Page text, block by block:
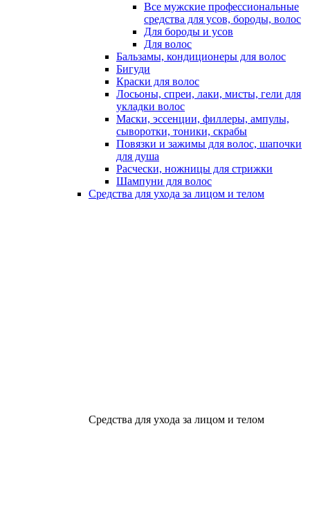
Все мужские профессиональные
средства для усов, бороды, волос
Для бороды и усов
Для волос
Бальзамы, кондиционеры для волос
Бигуди
Краски для волос
Лосьоны, спреи, лаки, мисты, гели для
укладки волос
Маски, эссенции, филлеры, ампулы,
сыворотки, тоники, скрабы
Повязки и зажимы для волос, шапочки
для душа
Расчески, ножницы для стрижки
Шампуни для волос
Средства для ухода за лицом и телом
Средства для ухода за лицом и телом